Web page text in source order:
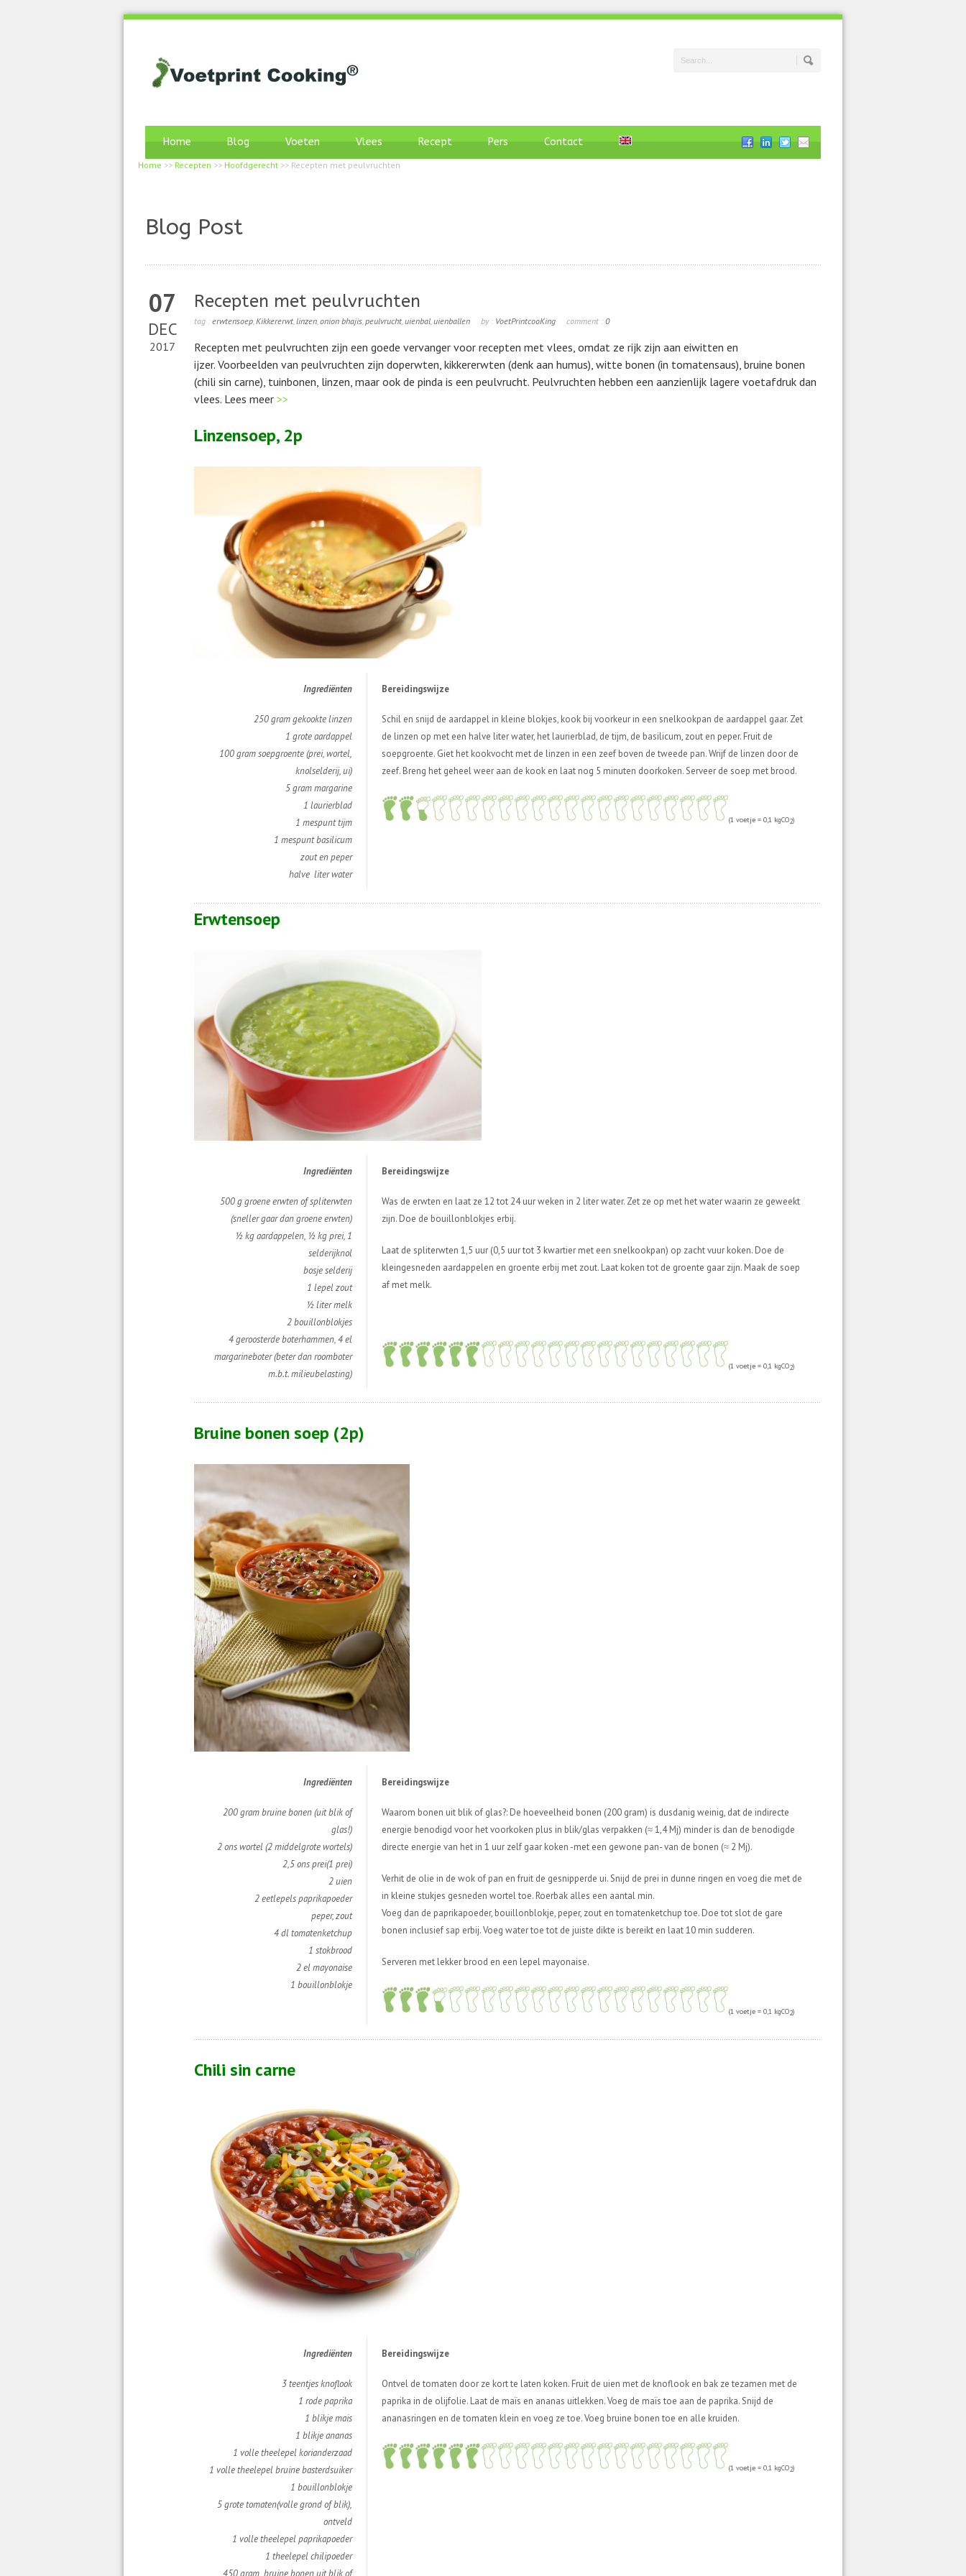
Home Blog Voeten Vlees Recept Pers Contact
Home >> Recepten >> Hoofdgerecht >> Recepten met peulvruchten
Blog Post
07
DEC
2017
Recepten met peulvruchten
tag : erwtensoep,Kikkererwt,linzen,onion bhajis,peulvrucht,uienbal,uienballen by : VoetPrintcooKing comment : 0
Recepten met peulvruchten zijn een goede vervanger voor recepten met vlees, omdat ze rijk zijn aan eiwitten en
ijzer. Voorbeelden van peulvruchten zijn doperwten, kikkererwten (denk aan humus), witte bonen (in tomatensaus), bruine bonen
(chili sin carne), tuinbonen, linzen, maar ook de pinda is een peulvrucht. Peulvruchten hebben een aanzienlijk lagere voetafdruk dan
vlees. Lees meer >>
Linzensoep, 2p
Ingrediënten Bereidingswijze
250 gram gekookte linzen
1 grote aardappel
100 gram soepgroente (prei, wortel,
knolselderij, ui)
5 gram margarine
1 laurierblad
1 mespunt tijm
1 mespunt basilicum
zout en peper
halve liter water
Schil en snijd de aardappel in kleine blokjes, kook bij voorkeur in een snelkookpan de aardappel gaar. Zet
de linzen op met een halve liter water, het laurierblad, de tijm, de basilicum, zout en peper. Fruit de
soepgroente. Giet het kookvocht met de linzen in een zeef boven de tweede pan. Wrijf de linzen door de
zeef. Breng het geheel weer aan de kook en laat nog 5 minuten doorkoken. Serveer de soep met brood.
(1 voetje = 0,1 kgCO2)
Erwtensoep
Ingrediënten Bereidingswijze
500 g groene erwten of spliterwten
(sneller gaar dan groene erwten)
½ kg aardappelen, ½ kg prei, 1
selderijknol
bosje selderij
1 lepel zout
½ liter melk
2 bouillonblokjes
4 geroosterde boterhammen, 4 el
margarineboter (beter dan roomboter
m.b.t. milieubelasting)
Was de erwten en laat ze 12 tot 24 uur weken in 2 liter water. Zet ze op met het water waarin ze geweekt
zijn. Doe de bouillonblokjes erbij.
Laat de spliterwten 1,5 uur (0,5 uur tot 3 kwartier met een snelkookpan) op zacht vuur koken. Doe de
kleingesneden aardappelen en groente erbij met zout. Laat koken tot de groente gaar zijn. Maak de soep
af met melk.
(1 voetje = 0,1 kgCO2)
Bruine bonen soep (2p)
Ingrediënten Bereidingswijze
200 gram bruine bonen (uit blik of
glas!)
2 ons wortel (2 middelgrote wortels)
2,5 ons prei(1 prei)
2 uien
2 eetlepels paprikapoeder
peper, zout
4 dl tomatenketchup
1 stokbrood
2 el mayonaise
1 bouillonblokje
Waarom bonen uit blik of glas?: De hoeveelheid bonen (200 gram) is dusdanig weinig, dat de indirecte
energie benodigd voor het voorkoken plus in blik/glas verpakken (≈ 1,4 Mj) minder is dan de benodigde
directe energie van het in 1 uur zelf gaar koken -met een gewone pan- van de bonen (≈ 2 Mj).
Verhit de olie in de wok of pan en fruit de gesnipperde ui. Snijd de prei in dunne ringen en voeg die met de
in kleine stukjes gesneden wortel toe. Roerbak alles een aantal min.
Voeg dan de paprikapoeder, bouillonblokje, peper, zout en tomatenketchup toe. Doe tot slot de gare
bonen inclusief sap erbij. Voeg water toe tot de juiste dikte is bereikt en laat 10 min sudderen.
Serveren met lekker brood en een lepel mayonaise.
(1 voetje = 0,1 kgCO2)
Chili sin carne
Ingrediënten Bereidingswijze
3 teentjes knoflook
1 rode paprika
1 blikje mais
1 blikje ananas
1 volle theelepel korianderzaad
1 volle theelepel bruine basterdsuiker
1 bouillonblokje
5 grote tomaten(volle grond of blik),
ontveld
1 volle theelepel paprikapoeder
1 theelepel chilipoeder
450 gram bruine bonen uit blik of
Ontvel de tomaten door ze kort te laten koken. Fruit de uien met de knoflook en bak ze tezamen met de
paprika in de olijfolie. Laat de maïs en ananas uitlekken. Voeg de maïs toe aan de paprika. Snijd de
ananasringen en de tomaten klein en voeg ze toe. Voeg bruine bonen toe en alle kruiden.
(1 voetje = 0,1 kgCO2)